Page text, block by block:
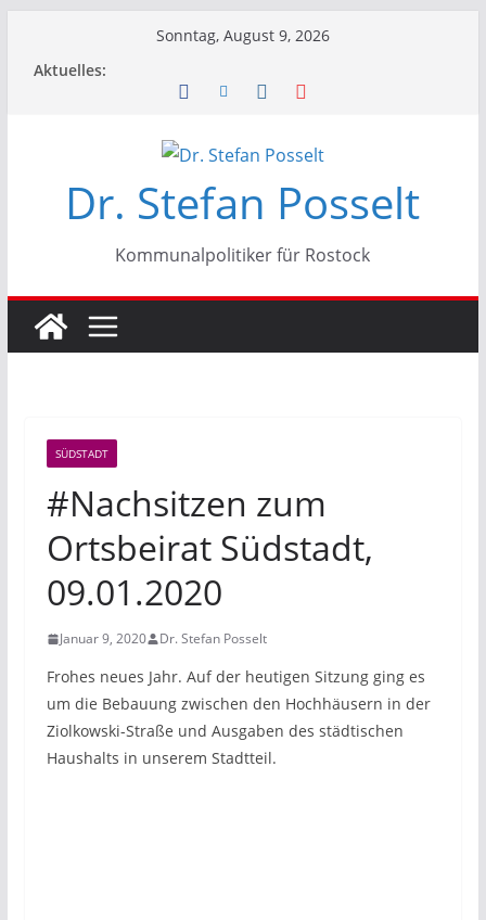
Sonntag, August 9, 2026
Aktuelles:
Dr. Stefan Posselt
Kommunalpolitiker für Rostock
SÜDSTADT
#Nachsitzen zum
Ortsbeirat Südstadt,
09.01.2020
Januar 9, 2020 Dr. Stefan Posselt
Frohes neues Jahr. Auf der heutigen Sitzung ging es
um die Bebauung zwischen den Hochhäusern in der
Ziolkowski-Straße und Ausgaben des städtischen
Haushalts in unserem Stadtteil.